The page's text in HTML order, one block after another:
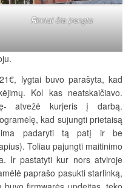
Rimtai čia įrengta
lygtai buvo parašyta, kad
Kol kas neatskaičiavo.
atvežė kurjeris į darbą.
kad sujungti prietaisą
padaryti tą patį ir be
Toliau pajungti maitinimo
Ir pastatyti kur nors atviroje
paprašo pasukti starlinką,